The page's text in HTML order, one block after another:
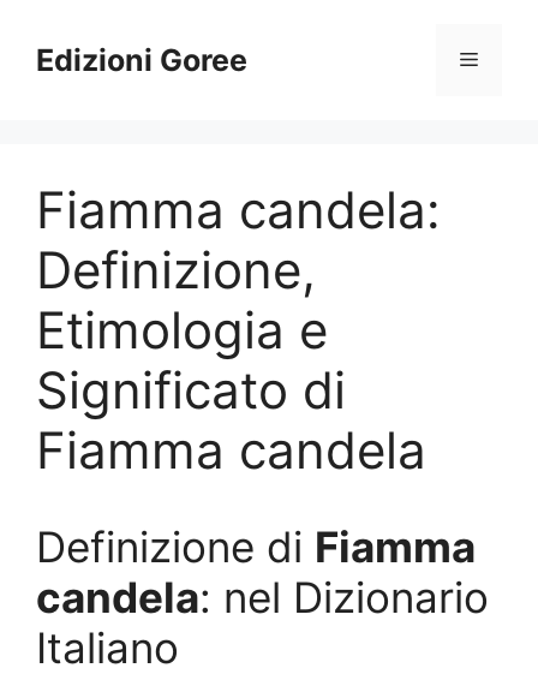
contenuto
Edizioni Goree Menu
Fiamma candela:
Definizione,
Etimologia e
Significato di
Fiamma candela
Definizione di Fiamma
candela: nel Dizionario
Italiano